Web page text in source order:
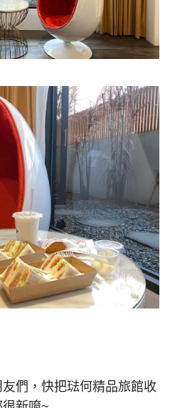
們，快把琺何精品旅館收